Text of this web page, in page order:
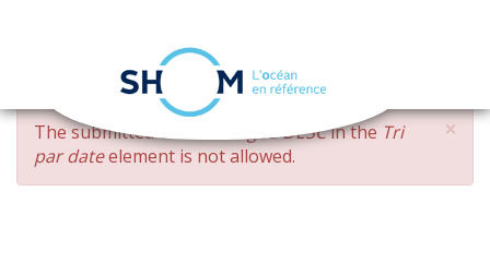
Skip
main
content
navigation
×
ERROR
MESSAGE
The submitted value changed DESCin the Tri
par dateelement is not allowed.